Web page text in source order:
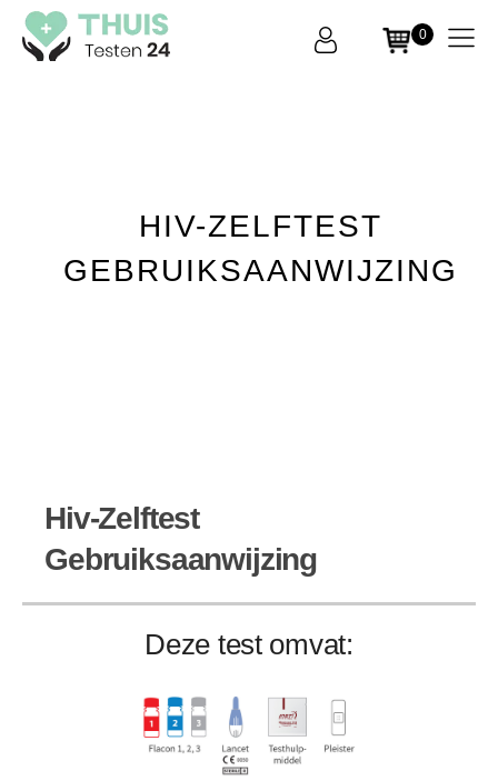
HIV-ZELFTEST
GEBRUIKSAANWIJZING
Hiv-Zelftest
Gebruiksaanwijzing
Deze test omvat:
0